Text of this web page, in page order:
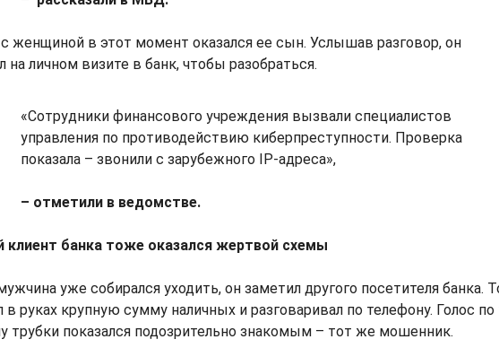
женщиной в этот момент оказался ее сын. Услышав разговор, он
на личном визите в банк, чтобы разобраться.
«Cотрудники финансового учреждения вызвали специалистов
управления по противодействию киберпреступности. Проверка
показала – звонили с зарубежного IP-адреса»,
– отметили в ведомстве.
клиент банка тоже оказался жертвой схемы
уже собирался уходить, он заметил другого посетителя банка.
в руках крупную сумму наличных и разговаривал по телефону. Голос по
трубки показался подозрительно знакомым – тот же мошенник.